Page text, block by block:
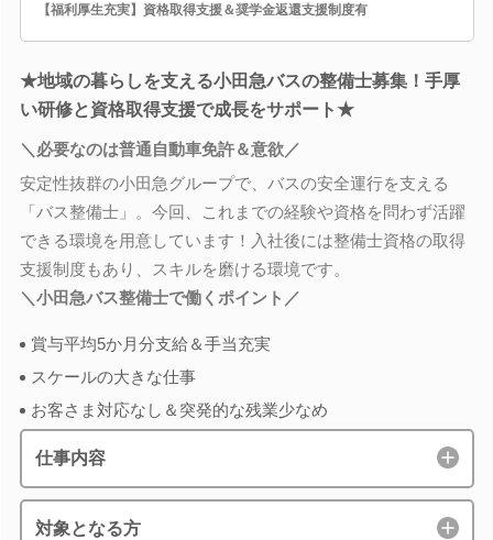
【福利厚生充実】資格取得支援＆奨学金返還支援制度有
★地域の暮らしを支える小田急バスの整備士募集！手厚
い研修と資格取得支援で成長をサポート★
＼必要なのは普通自動車免許＆意欲／
安定性抜群の小田急グループで、バスの安全運行を支える
「バス整備士」。今回、これまでの経験や資格を問わず活躍
できる環境を用意しています！入社後には整備士資格の取得
支援制度もあり、スキルを磨ける環境です。
＼小田急バス整備士で働くポイント／
賞与平均5か月分支給＆手当充実
スケールの大きな仕事
お客さま対応なし＆突発的な残業少なめ
仕事内容
対象となる方